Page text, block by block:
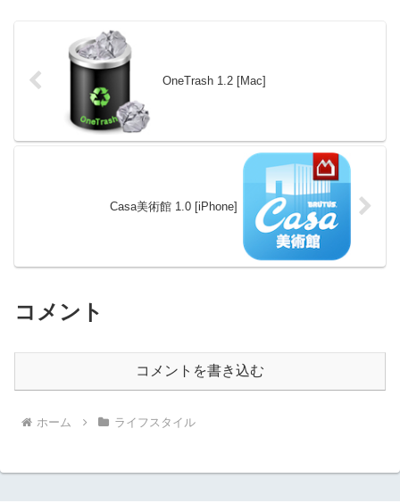
OneTrash 1.2 [Mac]
Casa美術館 1.0 [iPhone]
コメント
コメントを書き込む
ホーム ライフスタイル